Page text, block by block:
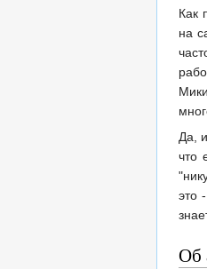
Как
на
Да,
что
это
Об